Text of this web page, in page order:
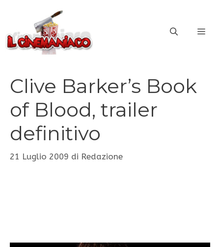
contenuto
Clive Barker’s Book
of Blood, trailer
definitivo
21 Luglio 2009 di Redazione